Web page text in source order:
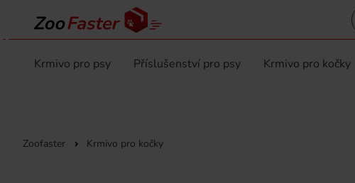
Krmivo pro psy Příslušenství pro psy Krmivo pro kočky
Zoofaster Krmivo pro kočky